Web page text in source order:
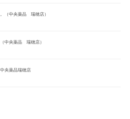
（中央薬品 瑞穂店）
中央薬品 瑞穂店）
央薬品瑞穂店